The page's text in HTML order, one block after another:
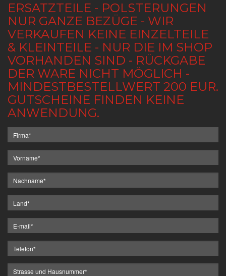
ERSATZTEILE - POLSTERUNGEN
NUR GANZE BEZÜGE - WIR
VERKAUFEN KEINE EINZELTEILE
& KLEINTEILE - NUR DIE IM SHOP
VORHANDEN SIND - RÜCKGABE
DER WARE NICHT MÖGLICH -
MINDESTBESTELLWERT 200 EUR.
GUTSCHEINE FINDEN KEINE
ANWENDUNG.